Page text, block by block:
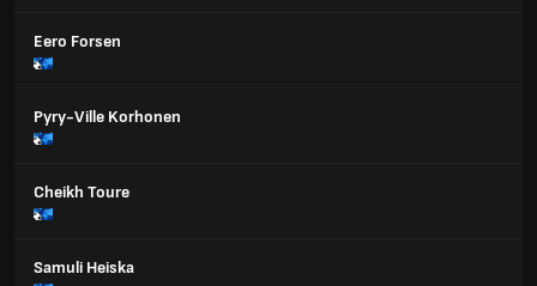
Eero Forsen
Pyry-Ville Korhonen
Cheikh Toure
Samuli Heiska